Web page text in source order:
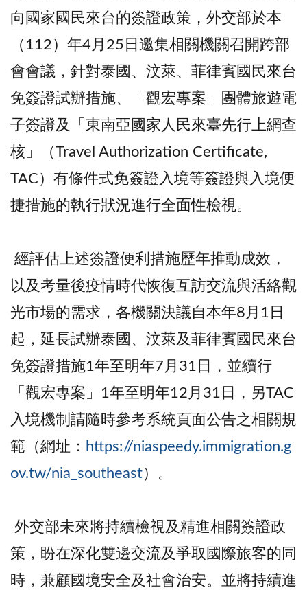
向國家國民來台的簽證政策，外交部於本
（112）年4月25日邀集相關機關召開跨部
會會議，針對泰國、汶萊、菲律賓國民來台
免簽證試辦措施、「觀宏專案」團體旅遊電
子簽證及「東南亞國家人民來臺先行上網查
核」（Travel Authorization Certificate,
TAC）有條件式免簽證入境等簽證與入境便
捷措施的執行狀況進行全面性檢視。
經評估上述簽證便利措施歷年推動成效，
以及考量後疫情時代恢復互訪交流與活絡觀
光市場的需求，各機關決議自本年8月1日
起，延長試辦泰國、汶萊及菲律賓國民來台
免簽證措施1年至明年7月31日，並續行
「觀宏專案」1年至明年12月31日，另TAC
入境機制請隨時參考系統頁面公告之相關規
範（網址： https://niaspeedy.immigration.g
ov.tw/nia_southeast）。
外交部未來將持續檢視及精進相關簽證政
策，盼在深化雙邊交流及爭取國際旅客的同
時，兼顧國境安全及社會治安。並將持續進